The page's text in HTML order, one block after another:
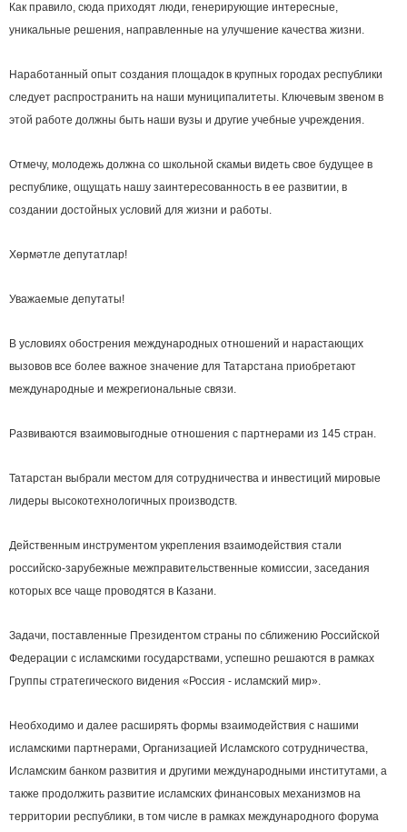
Как правило, сюда приходят люди, генерирующие интересные,
уникальные решения, направленные на улучшение качества жизни.
Наработанный опыт создания площадок в крупных городах республики
следует распространить на наши муниципалитеты. Ключевым звеном в
этой работе должны быть наши вузы и другие учебные учреждения.
Отмечу, молодежь должна со школьной скамьи видеть свое будущее в
республике, ощущать нашу заинтересованность в ее развитии, в
создании достойных условий для жизни и работы.
Хөрмәтле депутатлар!
Уважаемые депутаты!
В условиях обострения международных отношений и нарастающих
вызовов все более важное значение для Татарстана приобретают
международные и межрегиональные связи.
Развиваются взаимовыгодные отношения с партнерами из 145 стран.
Татарстан выбрали местом для сотрудничества и инвестиций мировые
лидеры высокотехнологичных производств.
Действенным инструментом укрепления взаимодействия стали
российско-зарубежные межправительственные комиссии, заседания
которых все чаще проводятся в Казани.
Задачи, поставленные Президентом страны по сближению Российской
Федерации с исламскими государствами, успешно решаются в рамках
Группы стратегического видения «Россия - исламский мир».
Необходимо и далее расширять формы взаимодействия с нашими
исламскими партнерами, Организацией Исламского сотрудничества,
Исламским банком развития и другими международными институтами, а
также продолжить развитие исламских финансовых механизмов на
территории республики, в том числе в рамках международного форума